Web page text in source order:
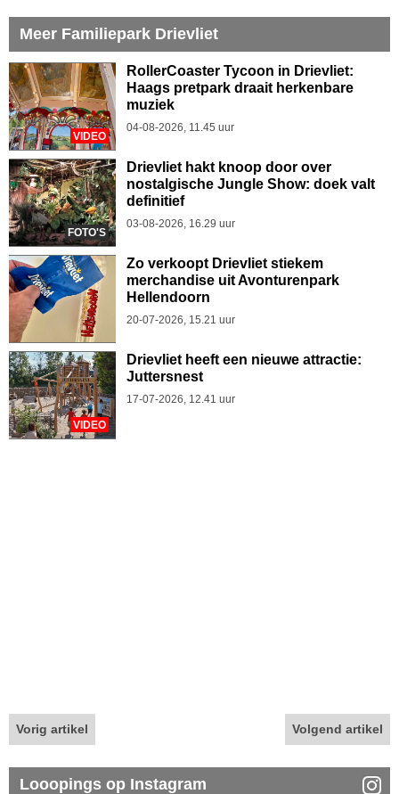
Meer Familiepark Drievliet
VIDEO
RollerCoaster Tycoon in Drievliet:
Haags pretpark draait herkenbare
muziek
04-08-2026, 11.45 uur
FOTO'S
Drievliet hakt knoop door over
nostalgische Jungle Show: doek valt
definitief
03-08-2026, 16.29 uur
Zo verkoopt Drievliet stiekem
merchandise uit Avonturenpark
Hellendoorn
20-07-2026, 15.21 uur
VIDEO
Drievliet heeft een nieuwe attractie:
Juttersnest
17-07-2026, 12.41 uur
Vorig artikel Volgend artikel
Looopings op Instagram